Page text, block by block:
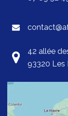
42 allée
93320 Les